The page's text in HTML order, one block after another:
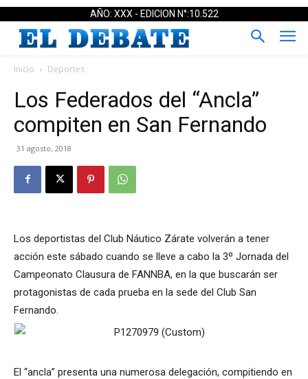
AÑO: XXX - EDICION N°:10.522
Inicio Deportes
Los Federados del “Ancla”
compiten en San Fernando
31 agosto, 2018
Los deportistas del Club Náutico Zárate volverán a tener
acción este sábado cuando se lleve a cabo la 3º Jornada del
Campeonato Clausura de FANNBA, en la que buscarán ser
protagonistas de cada prueba en la sede del Club San
Fernando.
El “ancla” presenta una numerosa delegación, compitiendo en